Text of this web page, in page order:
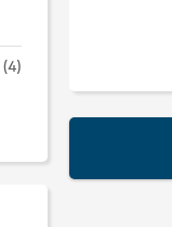
(4)